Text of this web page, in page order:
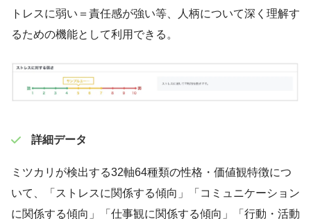
トレスに弱い＝責任感が強い等、人柄について深く理解す
るための機能として利用できる。
詳細データ
ミツカリが検出する32軸64種類の性格・価値観特徴につ
いて、「ストレスに関係する傾向」「コミュニケーション
に関係する傾向」「仕事観に関係する傾向」「行動・活動